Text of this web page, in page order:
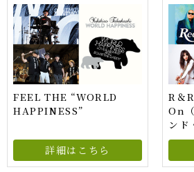
FEEL THE “WORLD
HAPPINESS”
詳細はこちら
R＆
On
ンド